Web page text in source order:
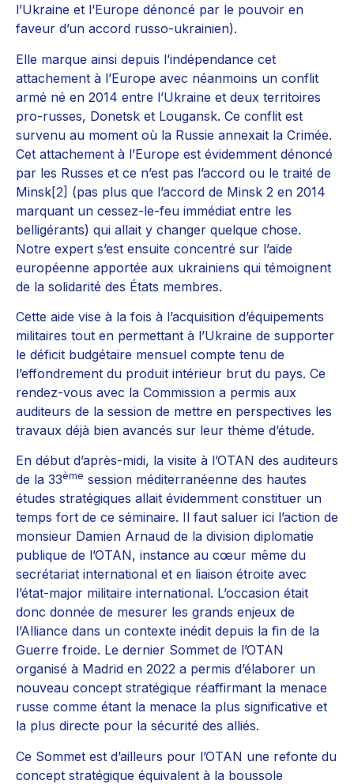
l’Ukraine et l’Europe dénoncé par le pouvoir en
faveur d’un accord russo-ukrainien).
Elle marque ainsi depuis l’indépendance cet
attachement à l’Europe avec néanmoins un conflit
armé né en 2014 entre l’Ukraine et deux territoires
pro-russes, Donetsk et Lougansk. Ce conflit est
survenu au moment où la Russie annexait la Crimée.
Cet attachement à l’Europe est évidemment dénoncé
par les Russes et ce n’est pas l’accord ou le traité de
Minsk[2] (pas plus que l’accord de Minsk 2 en 2014
marquant un cessez-le-feu immédiat entre les
belligérants) qui allait y changer quelque chose.
Notre expert s’est ensuite concentré sur l’aide
européenne apportée aux ukrainiens qui témoignent
de la solidarité des États membres.
Cette aide vise à la fois à l’acquisition d’équipements
militaires tout en permettant à l’Ukraine de supporter
le déficit budgétaire mensuel compte tenu de
l’effondrement du produit intérieur brut du pays. Ce
rendez-vous avec la Commission a permis aux
auditeurs de la session de mettre en perspectives les
travaux déjà bien avancés sur leur thème d’étude.
En début d’après-midi, la visite à l’OTAN des auditeurs
de la 33ème session méditerranéenne des hautes
études stratégiques allait évidemment constituer un
temps fort de ce séminaire. Il faut saluer ici l’action de
monsieur Damien Arnaud de la division diplomatie
publique de l’OTAN, instance au cœur même du
secrétariat international et en liaison étroite avec
l’état-major militaire international. L’occasion était
donc donnée de mesurer les grands enjeux de
l’Alliance dans un contexte inédit depuis la fin de la
Guerre froide. Le dernier Sommet de l’OTAN
organisé à Madrid en 2022 a permis d’élaborer un
nouveau concept stratégique réaffirmant la menace
russe comme étant la menace la plus significative et
la plus directe pour la sécurité des alliés.
Ce Sommet est d’ailleurs pour l’OTAN une refonte du
concept stratégique équivalent à la boussole